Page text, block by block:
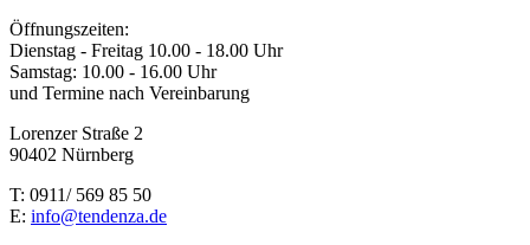
Öffnungszeiten:
Dienstag - Freitag 10.00 - 18.00 Uhr
Samstag: 10.00 - 16.00 Uhr
und Termine nach Vereinbarung
Lorenzer Straße 2
90402 Nürnberg
T: 0911/ 569 85 50
E: info@tendenza.de